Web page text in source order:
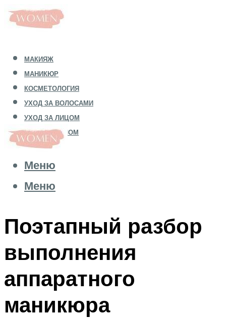
МАКИЯЖ
МАНИКЮР
КОСМЕТОЛОГИЯ
УХОД ЗА ВОЛОСАМИ
УХОД ЗА ЛИЦОМ
УХОД ЗА ТЕЛОМ
Меню
Меню
Поэтапный разбор
выполнения
аппаратного
маникюра